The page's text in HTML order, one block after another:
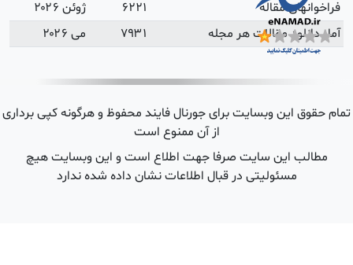
ژوئن ۲۰۲۶
می ۲۰۲۶
کپی برداری
وبسایت هیچ